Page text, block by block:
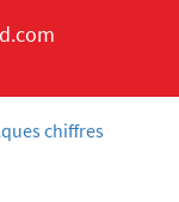
chiffres